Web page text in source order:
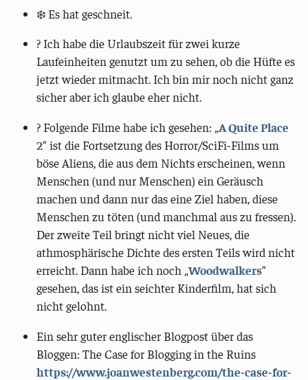
❄️ Es hat geschneit.
? Ich habe die Urlaubszeit für zwei kurze
Laufeinheiten genutzt um zu sehen, ob die Hüfte es
jetzt wieder mitmacht. Ich bin mir noch nicht ganz
sicher aber ich glaube eher nicht.
? Folgende Filme habe ich gesehen: „A Quite Place
2“ ist die Fortsetzung des Horror/SciFi-Films um
böse Aliens, die aus dem Nichts erscheinen, wenn
Menschen (und nur Menschen) ein Geräusch
machen und dann nur das eine Ziel haben, diese
Menschen zu töten (und manchmal aus zu fressen).
Der zweite Teil bringt nicht viel Neues, die
athmosphärische Dichte des ersten Teils wird nicht
erreicht. Dann habe ich noch „Woodwalkers“
gesehen, das ist ein seichter Kinderfilm, hat sich
nicht gelohnt.
Ein sehr guter englischer Blogpost über das
Bloggen: The Case for Blogging in the Ruins
https://www.joanwestenberg.com/the-case-for-